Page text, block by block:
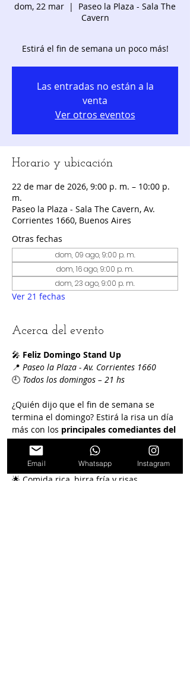
dom, 22 mar
  |
Paseo la Plaza - Sala The
Cavern
Estirá el fin de semana un poco más!
Las entradas no están a la
venta
Ver otros eventos
Horario y ubicación
22 de mar de 2026, 9:00 p. m. – 10:00 p.
m.
Paseo la Plaza - Sala The Cavern, Av.
Corrientes 1660, Buenos Aires
Otras fechas
dom, 09 ago, 9:00 p. m.
dom, 16 ago, 9:00 p. m.
dom, 23 ago, 9:00 p. m.
Ver 21 fechas
Acerca del evento
🎤 Feliz Domingo Stand Up
📍 Paseo la Plaza - Av. Corrientes 1660
🕘 Todos los domingos – 21 hs
¿Quién dijo que el fin de semana se
termina el domingo? Estirá la risa un día
más con los principales comediantes del
circuito, en un show íntimo, divertido y
completamente diferente.
🌟 Comida rica, birra fría y risas
Email Whatsapp Instagram